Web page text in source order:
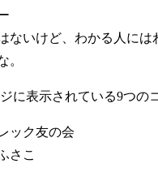
ないけど、わかる人には
。
に表示されている9つの
ック友の会
さこ